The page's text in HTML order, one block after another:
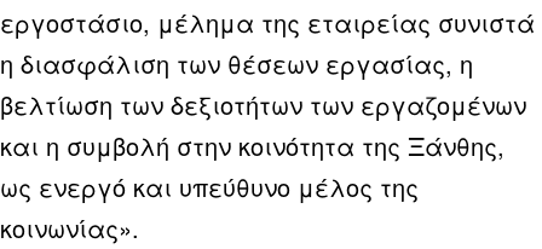
εργοστάσιο, μέλημα της εταιρείας συνιστά
η διασφάλιση των θέσεων εργασίας, η
βελτίωση των δεξιοτήτων των εργαζομένων
και η συμβολή στην κοινότητα της Ξάνθης,
ως ενεργό και υπεύθυνο μέλος της
κοινωνίας».